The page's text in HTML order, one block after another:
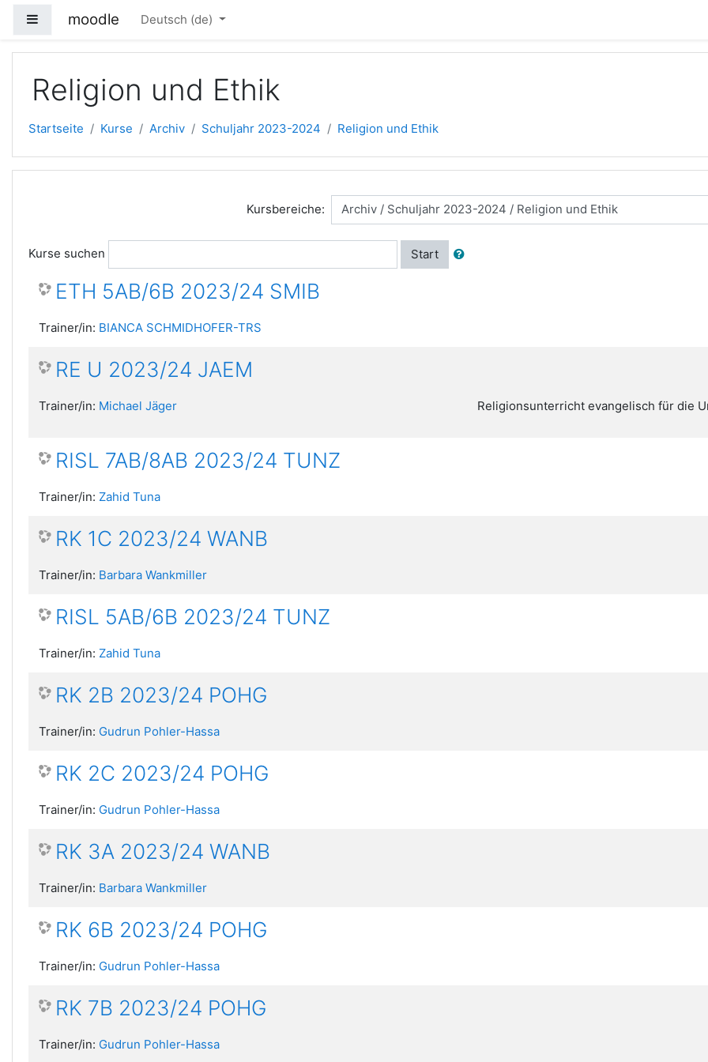
Website-Übersicht
moodle Deutsch ‎(de)‎
Religion und Ethik
Startseite Kurse Archiv Schuljahr 2023-2024 Religion und Ethik
Kursbereiche:
Kurse suchen Start
ETH 5AB/6B 2023/24 SMIB
Trainer/in: BIANCA SCHMIDHOFER-TRS
RE U 2023/24 JAEM
Religionsunterricht evangelisch für die
Trainer/in: Michael Jäger
RISL 7AB/8AB 2023/24 TUNZ
Trainer/in: Zahid Tuna
RK 1C 2023/24 WANB
Trainer/in: Barbara Wankmiller
RISL 5AB/6B 2023/24 TUNZ
Trainer/in: Zahid Tuna
RK 2B 2023/24 POHG
Trainer/in: Gudrun Pohler-Hassa
RK 2C 2023/24 POHG
Trainer/in: Gudrun Pohler-Hassa
RK 3A 2023/24 WANB
Trainer/in: Barbara Wankmiller
RK 6B 2023/24 POHG
Trainer/in: Gudrun Pohler-Hassa
RK 7B 2023/24 POHG
Trainer/in: Gudrun Pohler-Hassa